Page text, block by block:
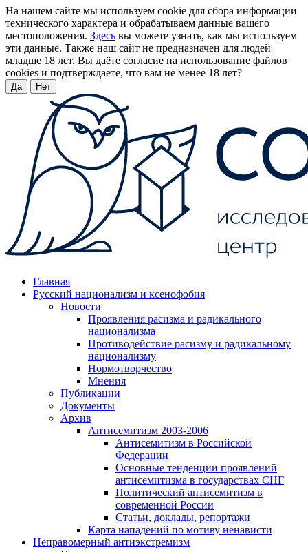
На нашем сайте мы используем cookie для сбора информации
технического характера и обрабатываем данные вашего
местоположения. Здесь вы можете узнать, как мы используем
эти данные. Также наш сайт не предназначен для людей
младше 18 лет. Вы даёте согласие на использование файлов
cookies и подтверждаете, что вам не менее 18 лет?
Да Нет
Главная
Русский национализм и ксенофобия
Новости
Проявления расизма и радикального
национализма
Противодействие расизму и радикальному
национализму
Нормотворчество
Мнения
Публикации
Документы
Архив
Антисемитизм 2003-2006
Антисемитизм в Российской
Федерации
Основные тенденции проявлений
антисемитизма в государствах СНГ
Политический антисемитизм в
современной России
Статьи, доклады, репортажи
Карта нападений по мотиву ненависти
Неправомерный антиэкстремизм